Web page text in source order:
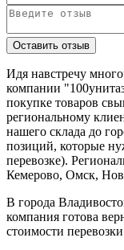
Идя навстречу
компании
покупке товаров
региональному
нашего склада до
позиций, которые
перевозке).
Кемерово, Омск,
В города
компания готова
стоимости